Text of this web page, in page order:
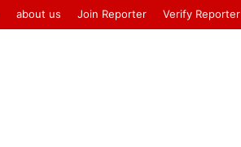
about us Join Reporter Verify Reporter